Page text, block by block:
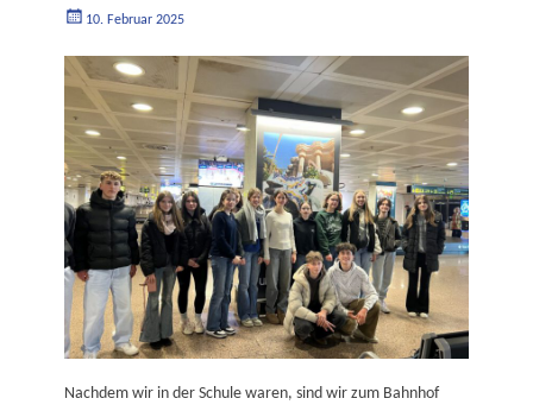
Geschrieben
10. Februar 2025
Nachdem wir in der Schule waren, sind wir zum Bahnhof